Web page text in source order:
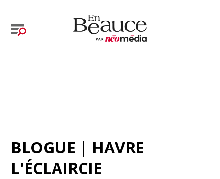
BLOGUE | HAVRE
L'ÉCLAIRCIE